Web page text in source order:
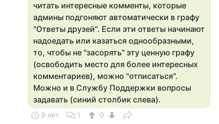
читать интересные комменты, которые
админы подгоняют автоматически в графу
"Ответы друзей". Если эти ответы начинают
надоедать или казаться однообразными,
то, чтобы не "засорять" эту ценную графу
(освободить место для более интересных
комментариев), можно "отписаться".
Можно и в Службу Поддержки вопросы
задавать (синий столбик слева).
9 лет 1
0